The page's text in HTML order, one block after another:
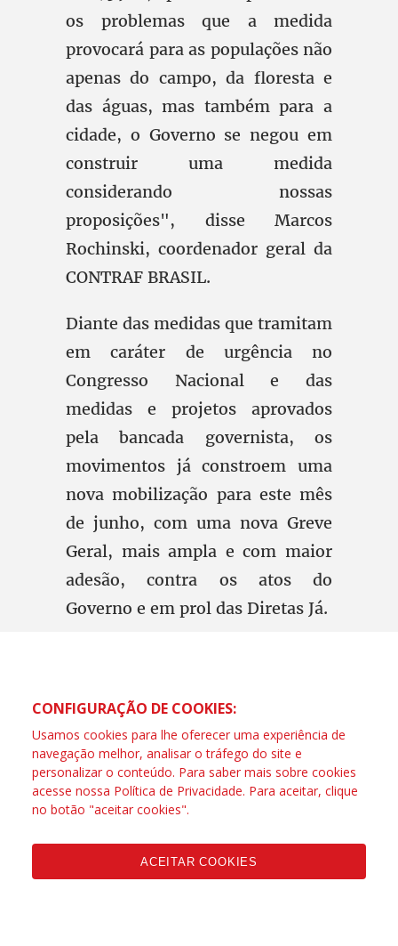
os problemas que a medida
provocará para as populações não
apenas do campo, da floresta e
das águas, mas também para a
cidade, o Governo se negou em
construir uma medida
considerando nossas
proposições", disse Marcos
Rochinski, coordenador geral da
CONTRAF BRASIL.
Diante das medidas que tramitam
em caráter de urgência no
Congresso Nacional e das
medidas e projetos aprovados
pela bancada governista, os
movimentos já constroem uma
nova mobilização para este mês
de junho, com uma nova Greve
Geral, mais ampla e com maior
adesão, contra os atos do
Governo e em prol das Diretas Já.
CONFIGURAÇÃO DE COOKIES:
Usamos cookies para lhe oferecer uma experiência de
navegação melhor, analisar o tráfego do site e
personalizar o conteúdo. Para saber mais sobre cookies
acesse nossa Política de Privacidade. Para aceitar, clique
no botão "aceitar cookies".
ACEITAR COOKIES